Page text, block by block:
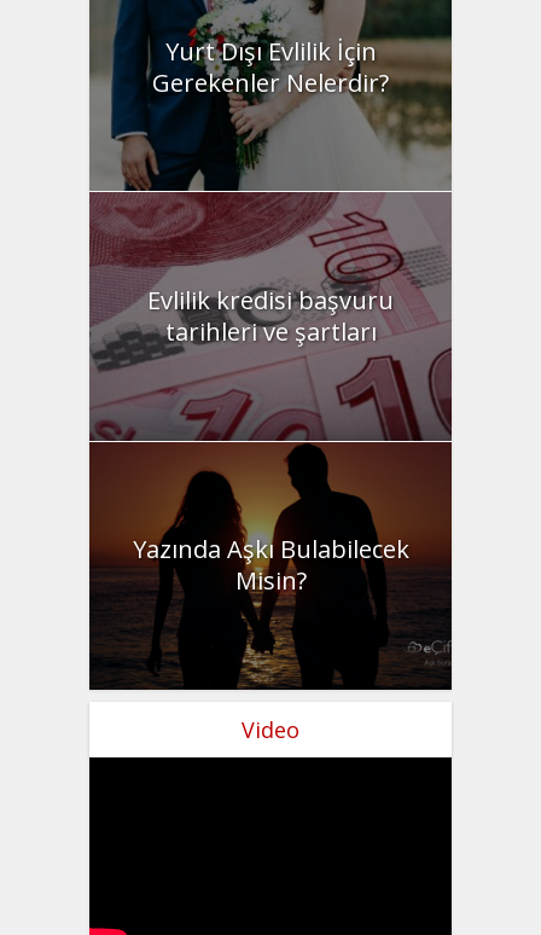
Yurt Dışı Evlilik İçin
Gerekenler Nelerdir?
Evlilik kredisi başvuru
tarihleri ve şartları
Yazında Aşkı Bulabilecek
Misin?
Video